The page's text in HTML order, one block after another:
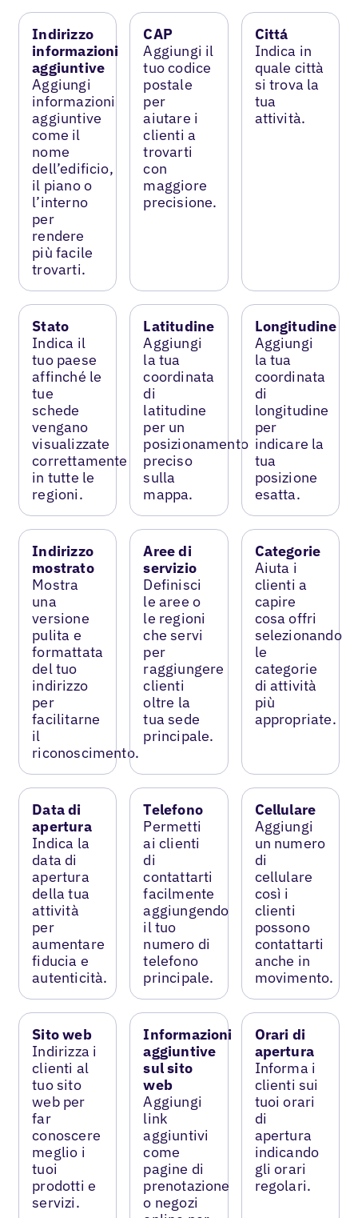
Indirizzo
informazioni
aggiuntive
Aggiungi
informazioni
aggiuntive
come il
nome
dell’edificio,
il piano o
l’interno
per
rendere
più facile
trovarti.
CAP
Aggiungi il
tuo codice
postale
per
aiutare i
clienti a
trovarti
con
maggiore
precisione.
Cittá
Indica in
quale città
si trova la
tua
attività.
Stato
Indica il
tuo paese
affinché le
tue
schede
vengano
visualizzate
correttamente
in tutte le
regioni.
Latitudine
Aggiungi
la tua
coordinata
di
latitudine
per un
posizionamento
preciso
sulla
mappa.
Longitudine
Aggiungi
la tua
coordinata
di
longitudine
per
indicare la
tua
posizione
esatta.
Indirizzo
mostrato
Mostra
una
versione
pulita e
formattata
del tuo
indirizzo
per
facilitarne
il
riconoscimento.
Aree di
servizio
Definisci
le aree o
le regioni
che servi
per
raggiungere
clienti
oltre la
tua sede
principale.
Categorie
Aiuta i
clienti a
capire
cosa offri
selezionando
le
categorie
di attività
più
appropriate.
Data di
apertura
Indica la
data di
apertura
della tua
attività
per
aumentare
fiducia e
autenticità.
Telefono
Permetti
ai clienti
di
contattarti
facilmente
aggiungendo
il tuo
numero di
telefono
principale.
Cellulare
Aggiungi
un numero
di
cellulare
così i
clienti
possono
contattarti
anche in
movimento.
Sito web
Indirizza i
clienti al
tuo sito
web per
far
conoscere
meglio i
tuoi
prodotti e
servizi.
Informazioni
aggiuntive
sul sito
web
Aggiungi
link
aggiuntivi
come
pagine di
prenotazione
o negozi
Orari di
apertura
Informa i
clienti sui
tuoi orari
di
apertura
indicando
gli orari
regolari.